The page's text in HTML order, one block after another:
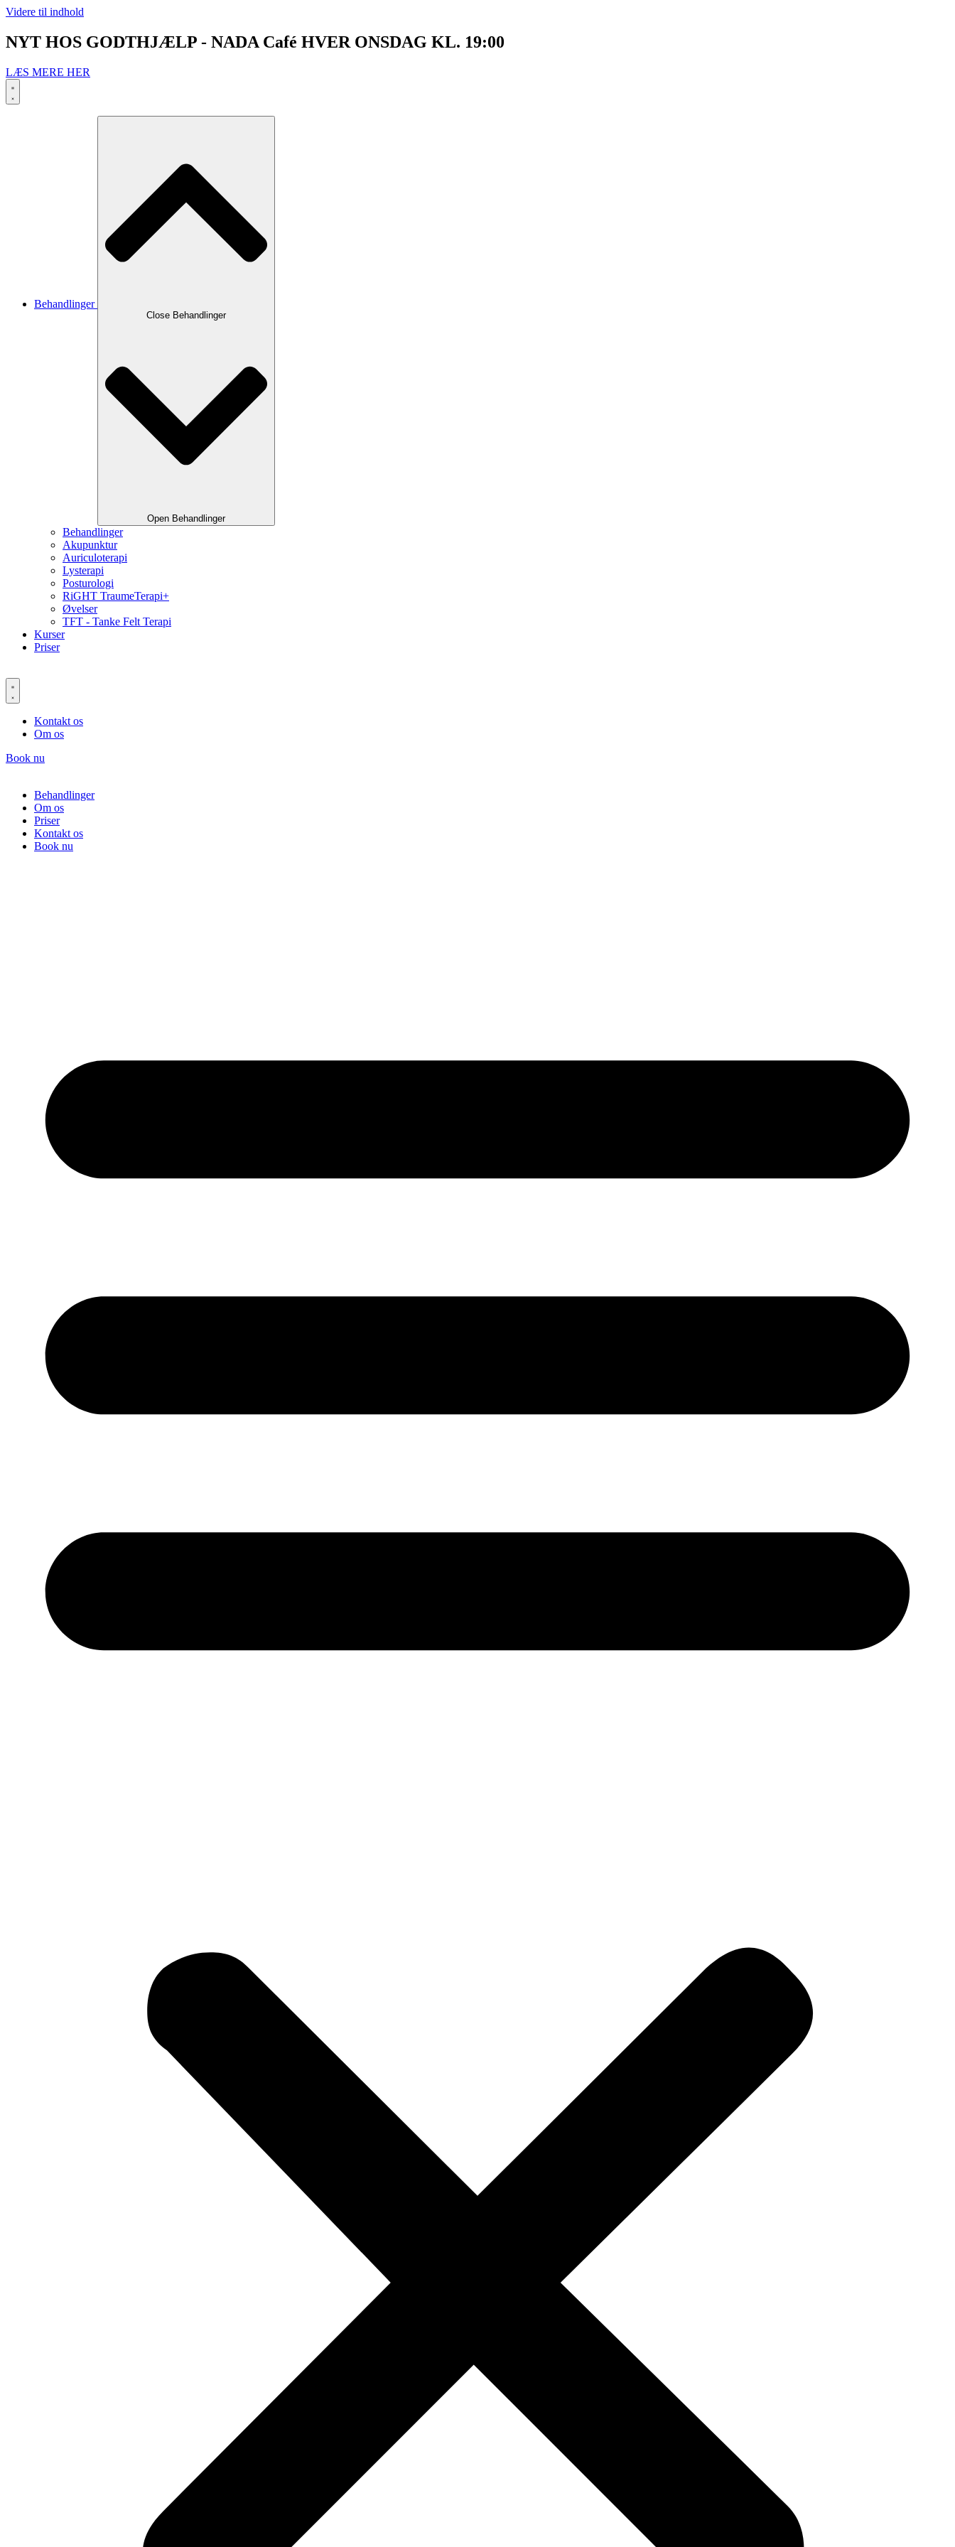
Videre til indhold
NYT HOS GODTHJÆLP - NADA Café HVER ONSDAG KL. 19:00
LÆS MERE HER
Behandlinger
Close Behandlinger
Open Behandlinger
Behandlinger
Akupunktur
Auriculoterapi
Lysterapi
Posturologi
RiGHT TraumeTerapi+
Øvelser
TFT - Tanke Felt Terapi
Kurser
Priser
Kontakt os
Om os
Book nu
Behandlinger
Om os
Priser
Kontakt os
Book nu